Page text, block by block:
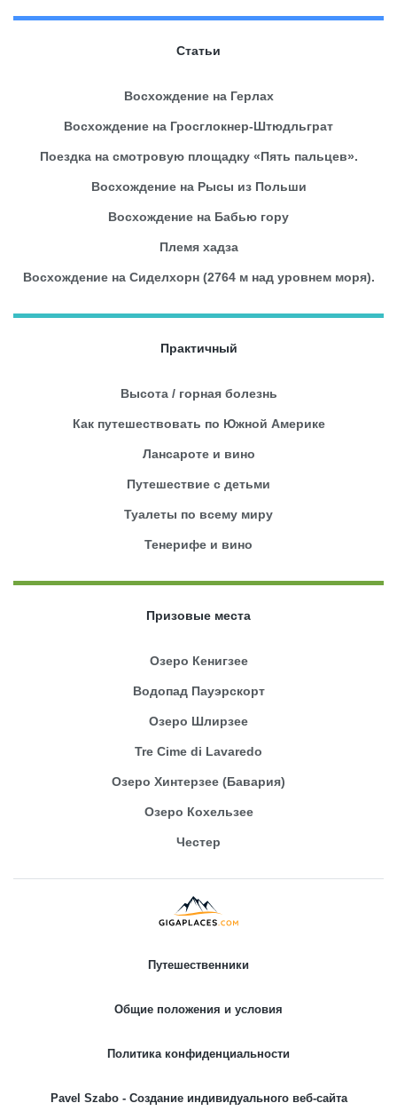
Статьи
Восхождение на Герлах
Восхождение на Гросглокнер-Штюдльграт
Поездка на смотровую площадку «Пять пальцев».
Восхождение на Рысы из Польши
Восхождение на Бабью гору
Племя хадза
Восхождение на Сиделхорн (2764 м над уровнем моря).
Практичный
Высота / горная болезнь
Как путешествовать по Южной Америке
Лансароте и вино
Путешествие с детьми
Туалеты по всему миру
Тенерифе и вино
Призовые места
Озеро Кенигзее
Водопад Пауэрскорт
Озеро Шлирзее
Tre Cime di Lavaredo
Озеро Хинтерзее (Бавария)
Озеро Кохельзее
Честер
Путешественники
Общие положения и условия
Политика конфиденциальности
Pavel Szabo - Создание индивидуального веб-сайта